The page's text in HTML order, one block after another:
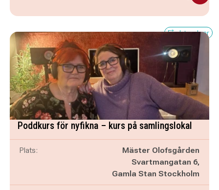
Få platser kvar
Poddkurs för nyfikna – kurs på samlingslokal
Plats:
Mäster Olofsgården
Svartmangatan 6,
Gamla Stan Stockholm